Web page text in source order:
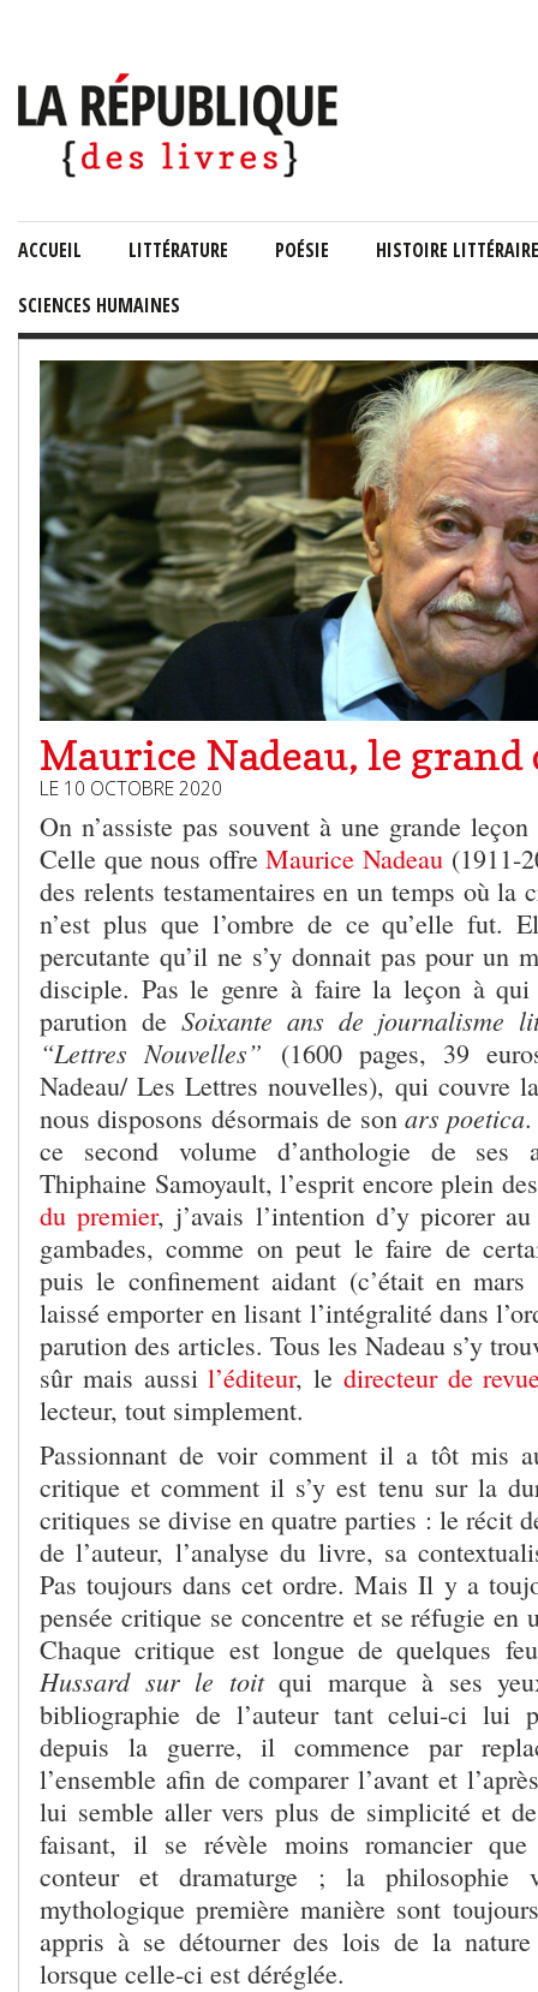
ACCUEIL LITTÉRATURE POÉSIE HISTOIRE LITTÉRAIRE
SCIENCES HUMAINES
Maurice Nadeau, le grand
LE 10 OCTOBRE 2020
On n’assiste pas souvent à une grande
Celle que nous offre Maurice Nadeau(1911-
des relents testamentaires en un temps où la
n’est plus que l’ombre de ce qu’elle fut.
percutante qu’il ne s’y donnait pas pour un
disciple. Pas le genre à faire la leçon à
parution de Soixante ans de journalisme
“Lettres Nouvelles” (1600 pages, 39
Nadeau/ Les Lettres nouvelles), qui couvre
nous disposons désormais de son ars poetica.
ce second volume d’anthologie de ses
Thiphaine Samoyault, l’esprit encore plein
du premier, j’avais l’intention d’y picorer
gambades, comme on peut le faire de
puis le confinement aidant (c’était en
laissé emporter en lisant l’intégralité dans
parution des articles. Tous les Nadeau s’y
sûr mais aussil’éditeur, le directeur de
lecteur, tout simplement.
Passionnant de voir comment il a tôt mis
critique et comment il s’y est tenu sur la
critiques se divise en quatre parties : le récit
de l’auteur, l’analyse du livre, sa
Pas toujours dans cet ordre. Mais Il y a
pensée critique se concentre et se réfugie en
Chaque critique est longue de quelques
Hussard sur le toitqui marque à ses
bibliographie de l’auteur tant celui-ci lui
depuis la guerre, il commence par
l’ensemble afin de comparer l’avant et
lui semble aller vers plus de simplicité et
faisant, il se révèle moins romancier que
conteur et dramaturge ; la
mythologique première manière sont
appris à se détourner des lois de la
lorsque celle-ci est déréglée.